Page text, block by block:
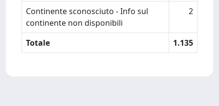
Continente sconosciuto - Info sul
continente non disponibili
2
Totale 1.135